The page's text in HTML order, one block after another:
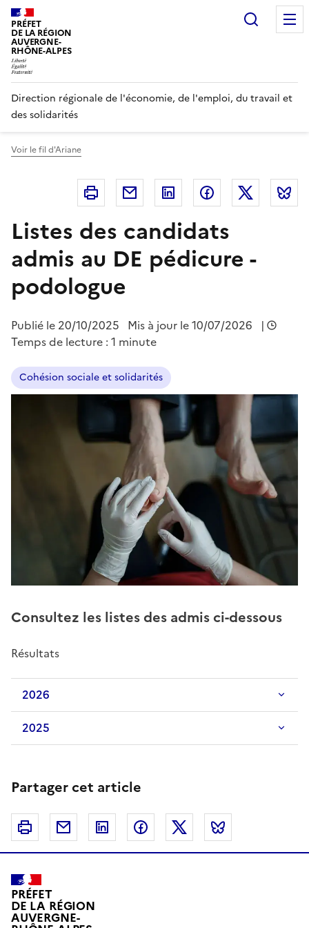
Panneau de gestion des cookies
PRÉFET
DE LA RÉGION
AUVERGNE-
RHÔNE-ALPES
Direction régionale de l'économie, de l'emploi, du travail et
des solidarités
Voir le fil d'Ariane
Imprimer Courriel Linkedin FacebookTwitter
Listes des candidats
admis au DE pédicure -
podologue
Publié le 20/10/2025 Mis à jour le 10/07/2026
|
Temps de lecture : 1 minute
Cohésion sociale et solidarités
Consultez les listes des admis ci-dessous
Résultats
2026
2025
Partager cet article
Imprimer Courriel Linkedin FacebookTwitter
PRÉFET
DE LA RÉGION
AUVERGNE-